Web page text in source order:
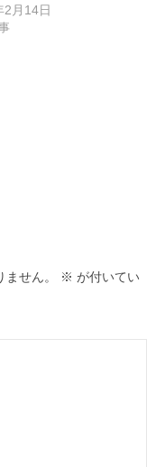
2月14日
せん。 ※ が付いてい